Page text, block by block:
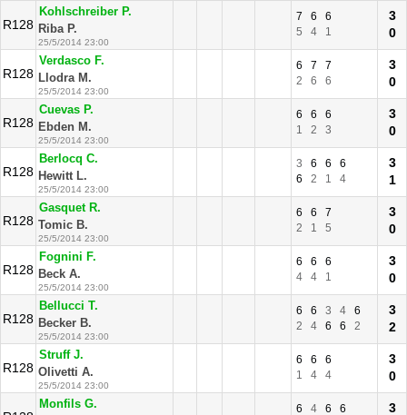
R128
Kohlschreiber P.
Riba P.
25/5/2014 23:00
7 6
6
5
4 1
3
0
R128
Verdasco F.
Llodra M.
25/5/2014 23:00
6 7
7
2
6 6
3
0
R128
Cuevas P.
Ebden M.
25/5/2014 23:00
6 6
6
1
2 3
3
0
R128
Berlocq C.
Hewitt L.
25/5/2014 23:00
3 6 6
6
6
2 1 4
3
1
R128
Gasquet R.
Tomic B.
25/5/2014 23:00
6 6
7
2
1 5
3
0
R128
Fognini F.
Beck A.
25/5/2014 23:00
6 6
6
4
4 1
3
0
R128
Bellucci T.
Becker B.
25/5/2014 23:00
6 6 3 4
6
2
4 6 6 2
3
2
R128
Struff J.
Olivetti A.
25/5/2014 23:00
6 6
6
1
4 4
3
0
Monfils G. 6 4 6 6 3